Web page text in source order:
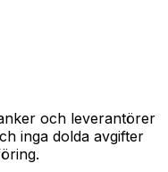
och leverantörer
inga dolda avgifter